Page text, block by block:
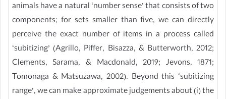
animals have a natural ‘number sense’ that consists of two
components; for sets smaller than five, we can directly
perceive the exact number of items in a process called
‘subitizing’ (Agrillo, Piffer, Bisazza, & Butterworth, 2012;
Clements, Sarama, & Macdonald, 2019; Jevons, 1871;
Tomonaga & Matsuzawa, 2002). Beyond this ‘subitizing
range’, we can make approximate judgements about (i) the